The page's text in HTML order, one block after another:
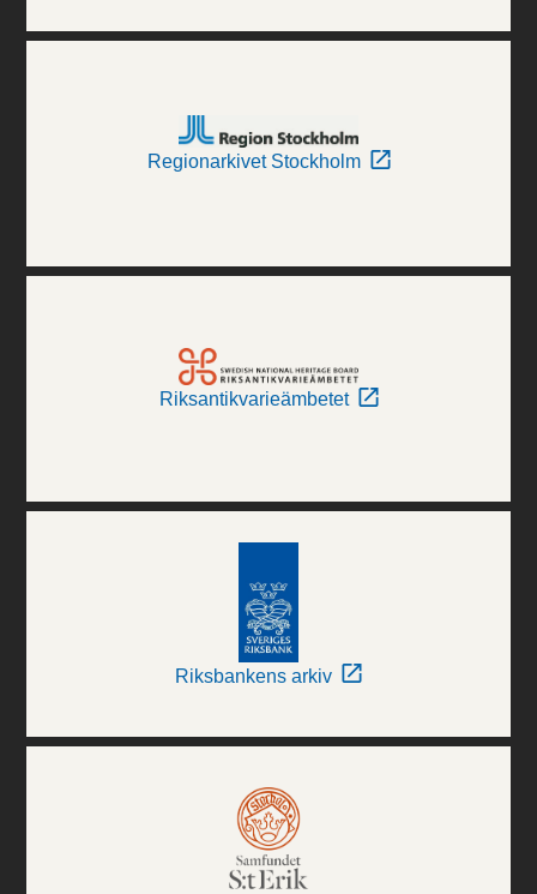
Regionarkivet Stockholm
Riksantikvarieämbetet
Riksbankens arkiv